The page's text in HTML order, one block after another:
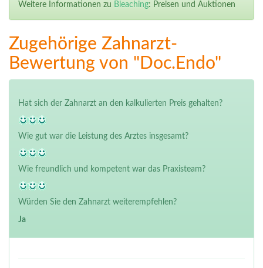
Weitere Informationen zu Bleaching: Preisen und Auktionen
Zugehörige Zahnarzt-
Bewertung von "Doc.Endo"
Hat sich der Zahnarzt an den kalkulierten Preis gehalten?
Wie gut war die Leistung des Arztes insgesamt?
Wie freundlich und kompetent war das Praxisteam?
Würden Sie den Zahnarzt weiterempfehlen?
Ja